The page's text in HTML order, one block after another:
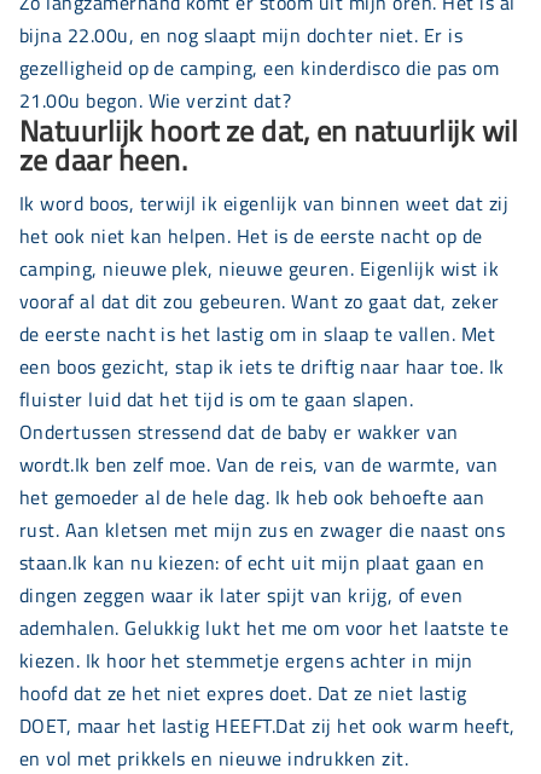
bijna 22.00u, en nog slaapt mijn dochter niet. Er is
gezelligheid op de camping, een kinderdisco die pas om
21.00u begon. Wie verzint dat?
Natuurlijk hoort ze dat, en natuurlijk wil
ze daar heen.
Ik word boos, terwijl ik eigenlijk van binnen weet dat zij
het ook niet kan helpen. Het is de eerste nacht op de
camping, nieuwe plek, nieuwe geuren. Eigenlijk wist ik
vooraf al dat dit zou gebeuren. Want zo gaat dat, zeker
de eerste nacht is het lastig om in slaap te vallen. Met
een boos gezicht, stap ik iets te driftig naar haar toe. Ik
fluister luid dat het tijd is om te gaan slapen.
Ondertussen stressend dat de baby er wakker van
wordt.Ik ben zelf moe. Van de reis, van de warmte, van
het gemoeder al de hele dag. Ik heb ook behoefte aan
rust. Aan kletsen met mijn zus en zwager die naast ons
staan.Ik kan nu kiezen: of echt uit mijn plaat gaan en
dingen zeggen waar ik later spijt van krijg, of even
ademhalen. Gelukkig lukt het me om voor het laatste te
kiezen. Ik hoor het stemmetje ergens achter in mijn
hoofd dat ze het niet expres doet. Dat ze niet lastig
DOET, maar het lastig HEEFT.Dat zij het ook warm heeft,
en vol met prikkels en nieuwe indrukken zit.